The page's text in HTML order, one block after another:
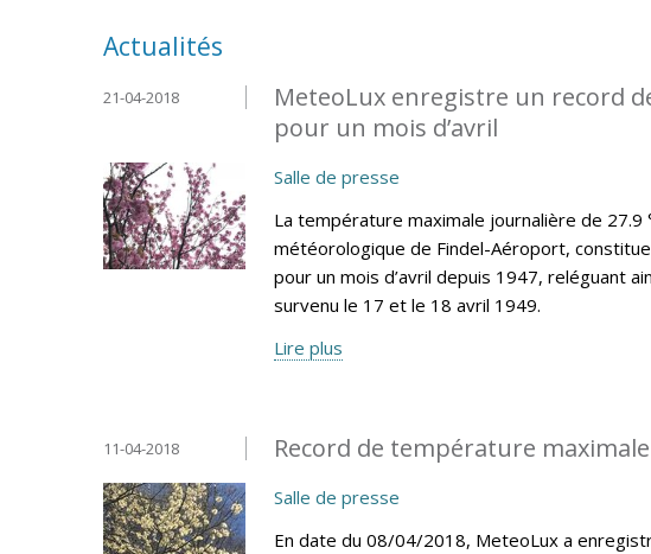
Actualités
MeteoLux enregistre un record
pour un mois d’avril
21-04-2018
Salle de presse
La température maximale journalière de
météorologique de Findel-Aéroport,
pour un mois d’avril depuis 1947, reléguant
survenu le 17 et le 18 avril 1949.
Lire plus
Record de température
11-04-2018
Salle de presse
En date du 08/04/2018, MeteoLux a